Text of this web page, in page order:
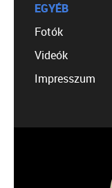
EGYÉB
Fotók
Videók
Impresszum